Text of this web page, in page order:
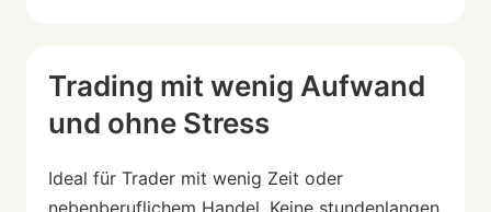
Trading mit wenig Aufwand
und ohne Stress
Ideal für Trader mit wenig Zeit oder
nebenberuflichem Handel. Keine stundenlangen